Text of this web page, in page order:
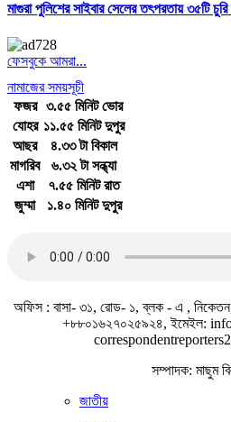
মাগুরা পুলিশের সাইবার সেলের তৎপরতায় ৩৫টি
ফেসবুকে আমরা...
নামাজের সময়সূচী
ফজর
৩.৫৫ মিনিট ভোর
যোহর ১১.৫৫ মিনিট দুপুর
আছর
৪.৩৩ টা বিকাল
মাগরিব
৬.৩২ টা সন্ধ্যা
এশা
৭.৫৫ মিনিট রাত
জুম্মা
১.৪০ মিনিট দুপুর
অফিস : বাসা- ৩১, রোড- ১, ব্লক - এ ,
+৮৮০১৬২৭০২৫৯২৪, ইমেইল:
সম্পাদক: মাছুম
জাতীয়